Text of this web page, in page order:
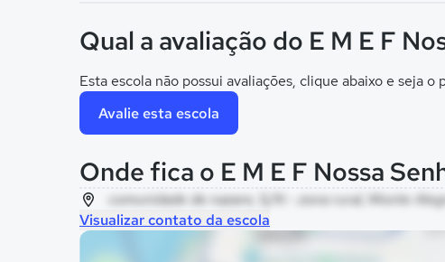
Qual a avaliação do E M E F
Esta escola não possui avaliações, clique abaixo e seja o
Avalie esta escola
Onde fica o E M E F Nossa
comunidade de nazare, S/N - zona rural, Monte
Visualizar contato da escola